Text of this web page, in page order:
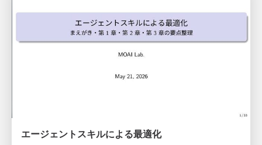
エージェントスキルによる最適化